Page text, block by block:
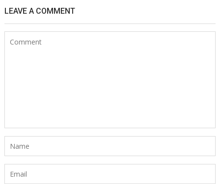
LEAVE A COMMENT